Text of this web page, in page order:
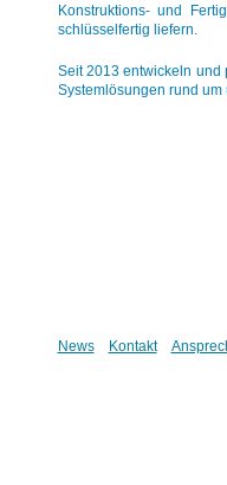
Konstruktions- und
schlüsselfertig liefern.
Seit 2013 entwickeln und
Systemlösungen rund
News Kontakt